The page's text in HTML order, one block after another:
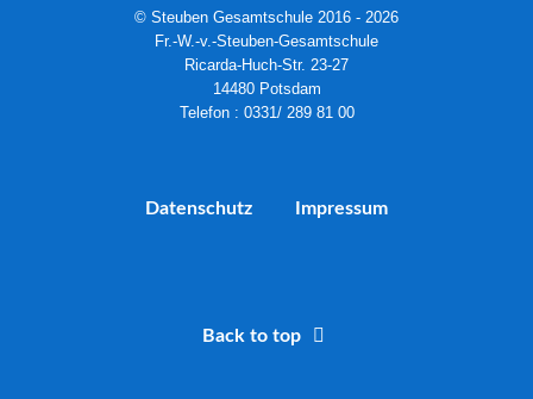
© Steuben Gesamtschule 2016 - 2026
Fr.-W.-v.-Steuben-Gesamtschule
Ricarda-Huch-Str. 23-27
14480 Potsdam
Telefon : 0331/ 289 81 00
Datenschutz Impressum
Back to top